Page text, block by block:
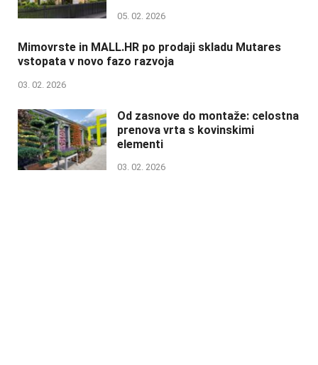
05. 02. 2026
Mimovrste in MALL.HR po prodaji skladu Mutares
vstopata v novo fazo razvoja
03. 02. 2026
Od zasnove do montaže: celostna
prenova vrta s kovinskimi
elementi
03. 02. 2026